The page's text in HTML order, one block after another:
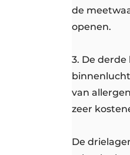
de
openen.
3. De
van
zeer
De